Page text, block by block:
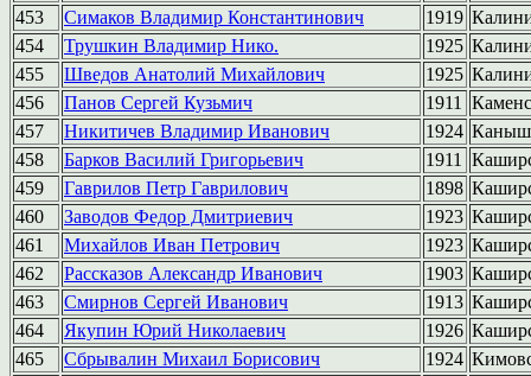
453
Симаков Владимир Константинович 1919
454
Трушкин Владимир Нико. 1925
455
Шведов Анатолий Михайлович 1925
456
Панов Сергей Кузьмич 1911
457
Никитичев Владимир Иванович 1924
458
Барков Василий Григорьевич 1911
459
Гаврилов Петр Гаврилович 1898
460
Заводов Федор Дмитриевич 1923
461
Михайлов Иван Петрович 1923
462
Рассказов Александр Иванович 1903
463
Смирнов Сергей Иванович 1913
464
Якупин Юрий Николаевич 1926
465
Сбрывалин Михаил Борисович 1924